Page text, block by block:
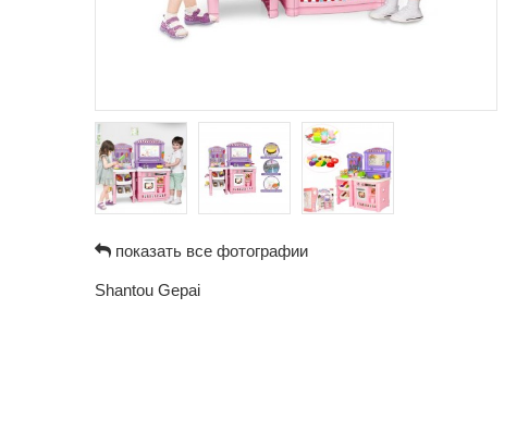
показать все фотографии
Shantou Gepai